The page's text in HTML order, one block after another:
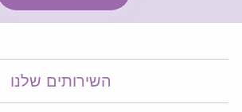
השירותים שלנו